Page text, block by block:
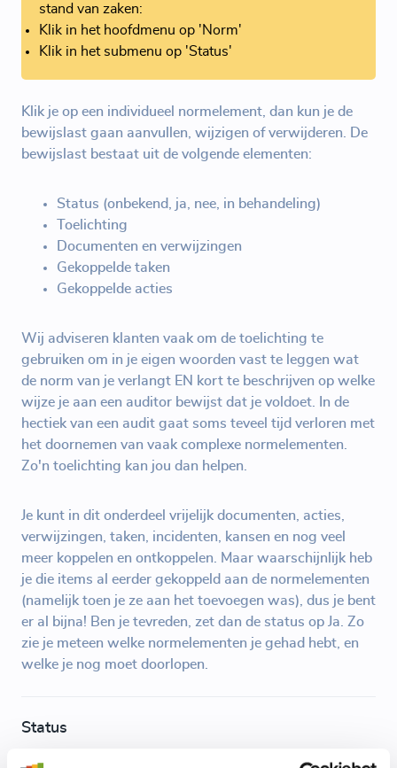
stand van zaken:
Klik in het hoofdmenu op 'Norm'
Klik in het submenu op 'Status'
Klik je op een individueel normelement, dan kun je de
bewijslast gaan aanvullen, wijzigen of verwijderen. De
bewijslast bestaat uit de volgende elementen:
Status (onbekend, ja, nee, in behandeling)
Toelichting
Documenten en verwijzingen
Gekoppelde taken
Gekoppelde acties
Wij adviseren klanten vaak om de toelichting te
gebruiken om in je eigen woorden vast te leggen wat
de norm van je verlangt EN kort te beschrijven op welke
wijze je aan een auditor bewijst dat je voldoet. In de
hectiek van een audit gaat soms teveel tijd verloren met
het doornemen van vaak complexe normelementen.
Zo'n toelichting kan jou dan helpen.
Je kunt in dit onderdeel vrijelijk documenten, acties,
verwijzingen, taken, incidenten, kansen en nog veel
meer koppelen en ontkoppelen. Maar waarschijnlijk heb
je die items al eerder gekoppeld aan de normelementen
(namelijk toen je ze aan het toevoegen was), dus je bent
er al bijna! Ben je tevreden, zet dan de status op Ja. Zo
zie je meteen welke normelementen je gehad hebt, en
welke je nog moet doorlopen.
Status
Een stelregel is dat je alle bewijslast op Gereed moet